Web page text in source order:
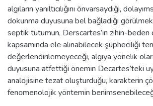
algıların yanıltıcılığını önvarsaydığı,
dokunma duyusuna bel bağladığı
septik tutumun, Derscartes’in zihin-beden
kapsamında ele alınabilecek şüpheciliği
değerlendirilemeyeceği, algıya yönelik
duyusuna atfettiği önemin Decartes’teki
analojisine tezat oluşturduğu, karakterin
fenomenolojik yöntemin